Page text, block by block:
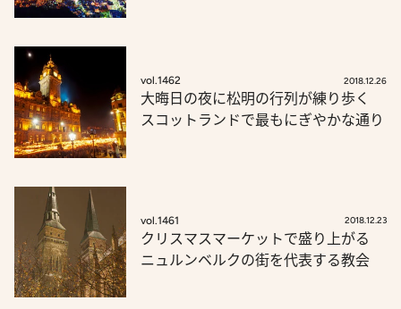
vol.1462 2018.12.26
大晦日の夜に松明の行列が練り歩く
スコットランドで最もにぎやかな通り
vol.1461 2018.12.23
クリスマスマーケットで盛り上がる
ニュルンベルクの街を代表する教会